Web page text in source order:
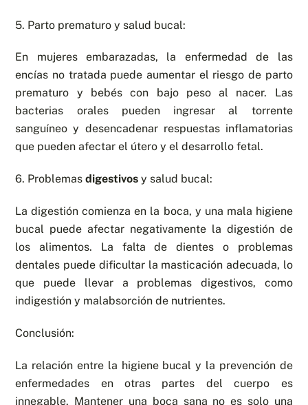
5. Parto prematuro y salud bucal:
En mujeres embarazadas, la enfermedad de las
encías no tratada puede aumentar el riesgo de parto
prematuro y bebés con bajo peso al nacer. Las
bacterias orales pueden ingresar al torrente
sanguíneo y desencadenar respuestas inflamatorias
que pueden afectar el útero y el desarrollo fetal.
6. Problemasdigestivos y salud bucal:
La digestión comienza en la boca, y una mala higiene
bucal puede afectar negativamente la digestión de
los alimentos. La falta de dientes o problemas
dentales puede dificultar la masticación adecuada, lo
que puede llevar a problemas digestivos, como
indigestión y malabsorción de nutrientes.
Conclusión:
La relación entre la higiene bucal y la prevención de
enfermedades en otras partes del cuerpo es
innegable. Mantener una boca sana no es solo una